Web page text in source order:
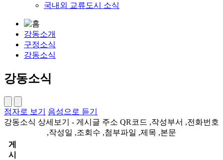
국내외 교류도시 소식
강동소개
구정소식
강동소식
강동소식
점자로 보기
음성으로 듣기
강동소식 상세보기 - 게시글 주소 QR코드 ,작성부서 ,전화번호
,작성일 ,조회수 ,첨부파일 ,제목 ,본문
게
시